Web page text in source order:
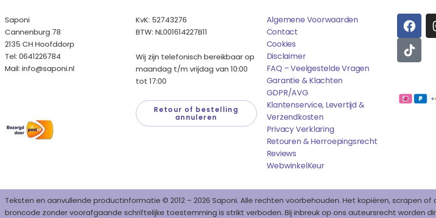
Saponi
Cannenburg 78
2135 CH Hoofddorp
Tel: 0641226784
Mail: info@saponi.nl
KvK: 52743276
BTW: NL001614227B11
Wij zijn telefonisch bereikbaar op
maandag t/m vrijdag van 10:00
tot 17:00
Retour of bestelling
annuleren
Algemene Voorwaarden
Contact
Cookies
Disclaimer
FAQ – Veelgestelde Vragen
Garantie & Klachten
GDPR/AVG
Klantenservice, Levertijd &
Verzendkosten
Privacy Verklaring
Retouren & Herroepingsrecht
Reviews
WebwinkelKEur
F
A
C
E
B
O
K
T
I
K
T
O
Teksten en aanvullende productinformatie © 2012 – 2026 Saponi. Alle rechten voorbehouden. Het kopiëren, scrapen
broncode zonder voorafgaande schriftelijke toestemming is strikt verboden. Bij inbreuk op ons auteursrecht worden